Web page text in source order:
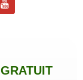
GRATUIT